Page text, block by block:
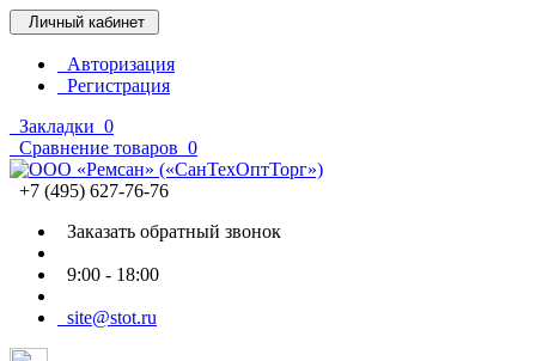
Личный кабинет
Авторизация
Регистрация
Закладки 0
Сравнение товаров 0
+7 (495) 627-76-76
Заказать обратный звонок
9:00 - 18:00
site@stot.ru